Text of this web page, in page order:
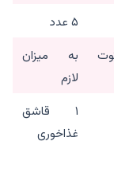
۵ عدد
به میزان
لازم
۱ قاشق
غذاخوری